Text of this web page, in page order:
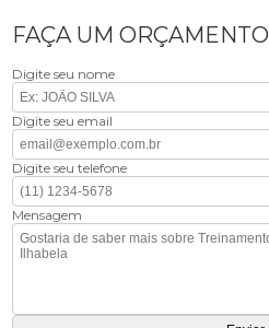
FAÇA UM ORÇAMENTO
Digite seu nome
Digite seu email
Digite seu telefone
Mensagem